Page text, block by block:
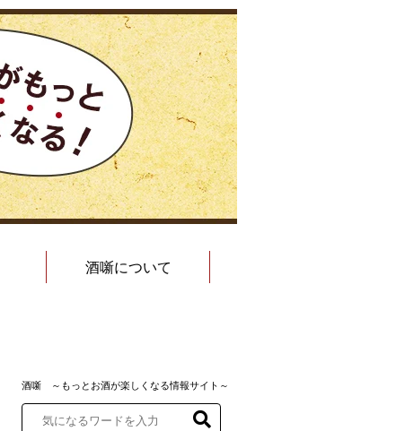
酒噺について
酒噺 ～もっとお酒が楽しくなる情報サイト～